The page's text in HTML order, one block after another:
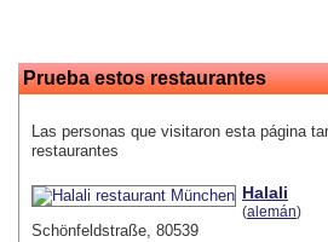
Prueba estos restaurantes
Las personas que visitaron esta página
restaurantes
Halali
(alemán)
Schönfeldstraße, 80539